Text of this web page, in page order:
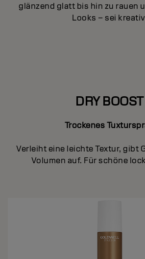
glänzend glatt bis hin zu rauen
Looks – sei
DRY BOOST
Trockenes
Verleiht eine leichte Textur, gibt
Volumen auf. Für schöne